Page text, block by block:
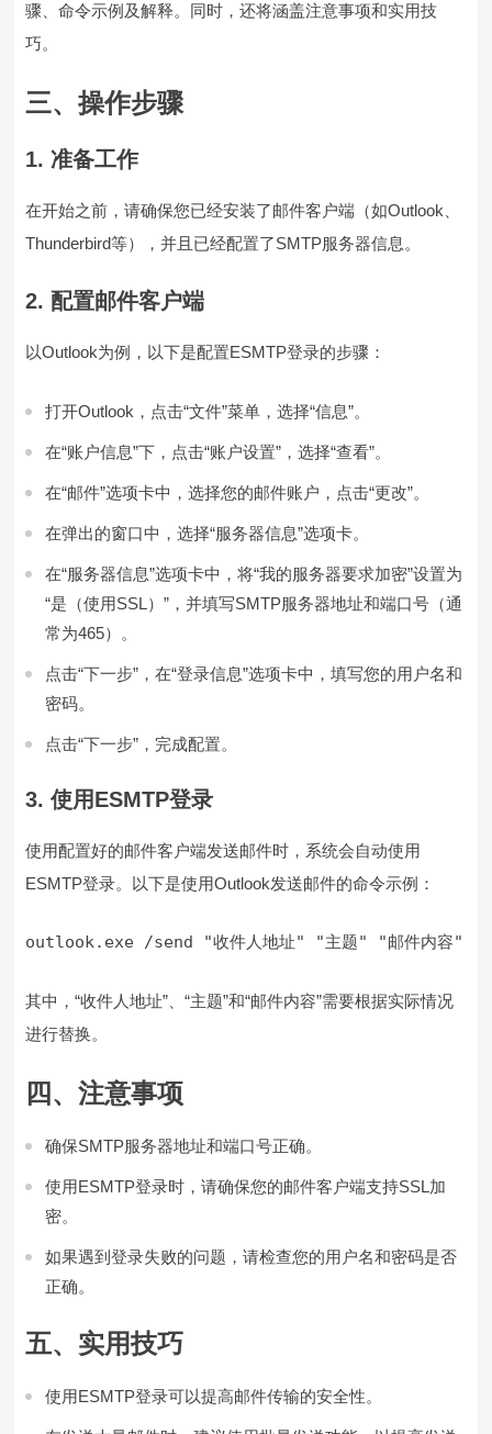
骤、命令示例及解释。同时，还将涵盖注意事项和实用技
巧。
三、操作步骤
1. 准备工作
在开始之前，请确保您已经安装了邮件客户端（如Outlook、
Thunderbird等），并且已经配置了SMTP服务器信息。
2. 配置邮件客户端
以Outlook为例，以下是配置ESMTP登录的步骤：
打开Outlook，点击“文件”菜单，选择“信息”。
在“账户信息”下，点击“账户设置”，选择“查看”。
在“邮件”选项卡中，选择您的邮件账户，点击“更改”。
在弹出的窗口中，选择“服务器信息”选项卡。
在“服务器信息”选项卡中，将“我的服务器要求加密”设置为
“是（使用SSL）”，并填写SMTP服务器地址和端口号（通
常为465）。
点击“下一步”，在“登录信息”选项卡中，填写您的用户名和
密码。
点击“下一步”，完成配置。
3. 使用ESMTP登录
使用配置好的邮件客户端发送邮件时，系统会自动使用
ESMTP登录。以下是使用Outlook发送邮件的命令示例：
其中，“收件人地址”、“主题”和“邮件内容”需要根据实际情况
进行替换。
四、注意事项
确保SMTP服务器地址和端口号正确。
使用ESMTP登录时，请确保您的邮件客户端支持SSL加
密。
如果遇到登录失败的问题，请检查您的用户名和密码是否
正确。
五、实用技巧
使用ESMTP登录可以提高邮件传输的安全性。